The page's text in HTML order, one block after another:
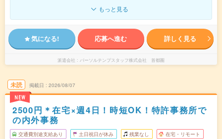
もっと見る
気になる! 応募へ進む 詳しく見る
派遣会社 パーソルテンプスタッフ株式会社 首都圏
未読
NEW
掲載日 2026/08/07
2500円＊在宅×週4日！時短OK！特許事務所で
の内外事務
交通費別途支給あり 土日祝日が休み 残業なし 在宅・リモート